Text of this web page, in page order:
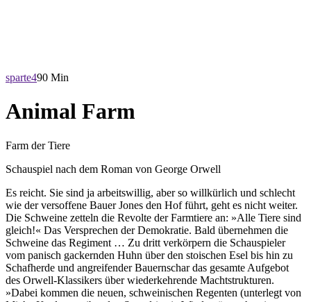
sparte490 Min
Animal Farm
Farm der Tiere
Schauspiel nach dem Roman von George Orwell
Es reicht. Sie sind ja arbeitswillig, aber so willkürlich und schlecht
wie der versoffene Bauer Jones den Hof führt, geht es nicht weiter.
Die Schweine zetteln die Revolte der Farmtiere an: »Alle Tiere sind
gleich!« Das Versprechen der Demokratie. Bald übernehmen die
Schweine das Regiment … Zu dritt verkörpern die Schauspieler
vom panisch gackernden Huhn über den stoischen Esel bis hin zu
Schafherde und angreifender Bauernschar das gesamte Aufgebot
des Orwell-Klassikers über wiederkehrende Machtstrukturen.
»Dabei kommen die neuen, schweinischen Regenten (unterlegt von